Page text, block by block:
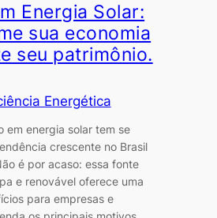
Energia Solar:
sua economia
seu patrimônio.
Energética
em energia solar tem se
crescente no Brasil
é por acaso: essa fonte
e renovável oferece uma
para empresas e